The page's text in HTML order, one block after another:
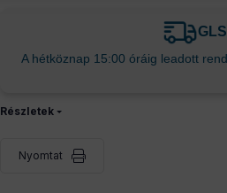
A hétköznap 15:00 óráig leadott
Részletek
Nyomtat